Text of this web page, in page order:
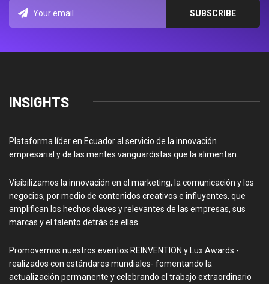
INSIGHTS
Plataforma líder en Ecuador al servicio de la innovación
empresarial y de las mentes vanguardistas que la alimentan.
Visibilizamos la innovación en el marketing, la comunicación y los
negocios, por medio de contenidos creativos e influyentes, que
amplifican los hechos claves y relevantes de las empresas, sus
marcas y el talento detrás de ellas.
Promovemos nuestros eventos REINVENTION y Lux Awards -
realizados con estándares mundiales- fomentando la
actualización permanente y celebrando el trabajo extraordinario